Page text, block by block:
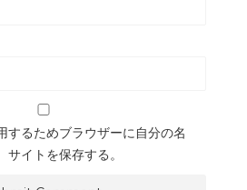
するためブラウザーに自分の名
イトを保存する。